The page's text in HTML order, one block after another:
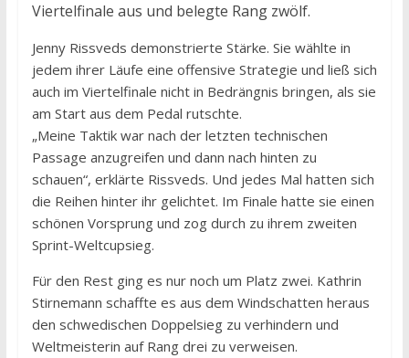
Viertelfinale aus und belegte Rang zwölf.
Jenny Rissveds demonstrierte Stärke. Sie wählte in
jedem ihrer Läufe eine offensive Strategie und ließ sich
auch im Viertelfinale nicht in Bedrängnis bringen, als sie
am Start aus dem Pedal rutschte.
„Meine Taktik war nach der letzten technischen
Passage anzugreifen und dann nach hinten zu
schauen“, erklärte Rissveds. Und jedes Mal hatten sich
die Reihen hinter ihr gelichtet. Im Finale hatte sie einen
schönen Vorsprung und zog durch zu ihrem zweiten
Sprint-Weltcupsieg.
Für den Rest ging es nur noch um Platz zwei. Kathrin
Stirnemann schaffte es aus dem Windschatten heraus
den schwedischen Doppelsieg zu verhindern und
Weltmeisterin auf Rang drei zu verweisen.